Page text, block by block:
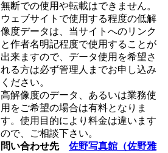
無断での使用や転載はできません。
ウェブサイトで使用する程度の低解
像度データは、当サイトへのリンク
と作者名明記程度で使用することが
出来ますので、データ使用を希望さ
れる方は必ず管理人までお申し込み
ください。
高解像度のデータ、あるいは業務使
用をご希望の場合は有料となりま
す。使用目的により料金は違います
ので、ご相談下さい。
問い合わせ先 佐野写真館（佐野雅